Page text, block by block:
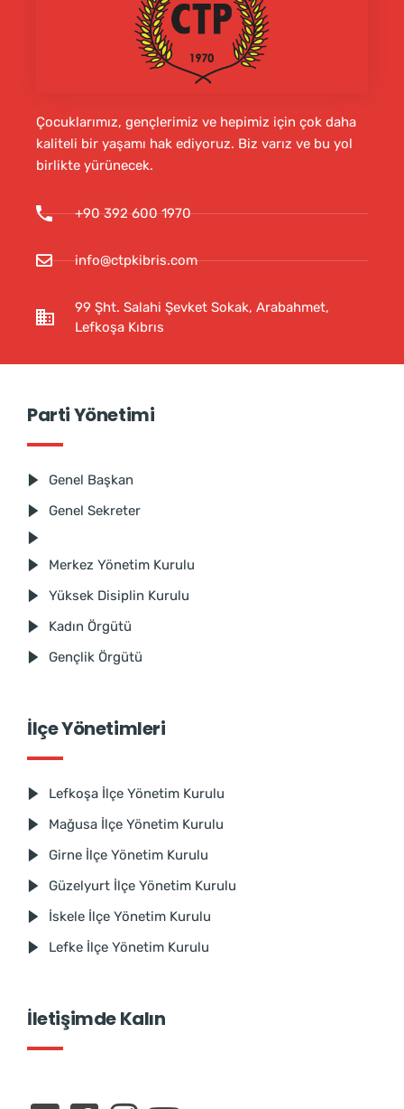
Çocuklarımız, gençlerimiz ve hepimiz için çok daha
kaliteli bir yaşamı hak ediyoruz. Biz varız ve bu yol
birlikte yürünecek.
+90 392 600 1970
info@ctpkibris.com
99 Şht. Salahi Şevket Sokak, Arabahmet,
Lefkoşa Kıbrıs
Parti Yönetimi
Genel Başkan
Genel Sekreter
Merkez Yönetim Kurulu
Yüksek Disiplin Kurulu
Kadın Örgütü
Gençlik Örgütü
İlçe Yönetimleri
Lefkoşa İlçe Yönetim Kurulu
Mağusa İlçe Yönetim Kurulu
Girne İlçe Yönetim Kurulu
Güzelyurt İlçe Yönetim Kurulu
İskele İlçe Yönetim Kurulu
Lefke İlçe Yönetim Kurulu
İletişimde Kalın